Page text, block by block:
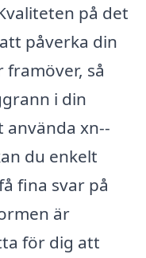
på det
påverka din
så
i din
använda xn--
du enkelt
fina svar på
är
för dig att